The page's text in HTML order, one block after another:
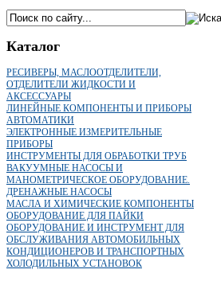
Каталог
РЕСИВЕРЫ, МАСЛООТДЕЛИТЕЛИ,
ОТДЕЛИТЕЛИ ЖИДКОСТИ И
АКСЕССУАРЫ
ЛИНЕЙНЫЕ КОМПОНЕНТЫ И ПРИБОРЫ
АВТОМАТИКИ
ЭЛЕКТРОННЫЕ ИЗМЕРИТЕЛЬНЫЕ
ПРИБОРЫ
ИНСТРУМЕНТЫ ДЛЯ ОБРАБОТКИ ТРУБ
ВАКУУМНЫЕ НАСОСЫ И
МАНОМЕТРИЧЕСКОЕ ОБОРУДОВАНИЕ.
ДРЕНАЖНЫЕ НАСОСЫ
МАСЛА И ХИМИЧЕСКИЕ КОМПОНЕНТЫ
ОБОРУДОВАНИЕ ДЛЯ ПАЙКИ
ОБОРУДОВАНИЕ И ИНСТРУМЕНТ ДЛЯ
ОБСЛУЖИВАНИЯ АВТОМОБИЛЬНЫХ
КОНДИЦИОНЕРОВ И ТРАНСПОРТНЫХ
ХОЛОДИЛЬНЫХ УСТАНОВОК